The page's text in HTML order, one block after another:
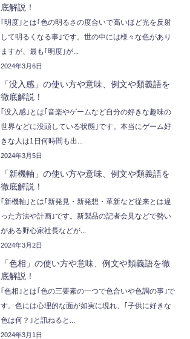
底解説！
｢明度｣とは｢色の明るさの度合いで高いほど光を反射
して明るくなる事｣です。世の中には様々な色があり
ますが、最も｢明度｣が...
2024年3月6日
「没入感」の使い方や意味、例文や類義語を
徹底解説！
｢没入感｣とは｢音楽やゲームなど自分の好きな趣味の
世界などに没頭している状態｣です。本当にゲーム好
きな人は1日何時間も出...
2024年3月5日
「新機軸」の使い方や意味、例文や類義語を
徹底解説！
｢新機軸｣とは｢新発見・新発想・革新など従来とは違
った方法や計画｣です。新製品の記者会見などで勢い
がある野心家社長などが...
2024年3月2日
「色相」の使い方や意味、例文や類義語を徹
底解説！
｢色相｣とは｢色の三要素の一つで色合いや色調の事｣で
す。色には心理的な面が如実に現れ、｢子供に好きな
色は何？｣と訊ねると...
2024年3月1日